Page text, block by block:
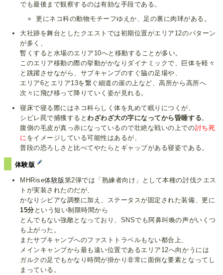
でも最後まで観察するのは有効な手段である。
更にネコ科の動物モチーフゆえか、足の裏に肉球がある。
大社跡を舞台としたクエストでは初期位置がエリア12のパターン
が多く、
暫くすると水場のエリア10へと移動することが多い。
このエリア移動の際の挙動がかなりダイナミックで、巨体を軽々
と跳躍させながら、サブキャンプのすぐ脇の足場や、
エリア6とエリア13を繋ぐ細道の崖の上など、高所から高所へ
次々に飛び移って降りていく姿が見れる。
寝床で寝る際にはネコ科らしく体を丸めて眠りにつくが、
シビレ罠で捕獲すると わざわざ大の字になってから昏睡する 。
腹側の毛皮が真っ赤になっているので壮絶な戦いの上での討ち死
に をイメージしている可能性はあるが、
普段の恐ろしさと比べてやたらとギャップがある寝姿である。
体験版
MHRise体験版第2弾では「熟練者向け」として本種の討伐クエス
トが実装されたのだが、
かなりシビアな調整に加え、ステータスが固定された装備、更に
15分 という短い制限時間から
とんでもない強敵となっており、SNSでも阿鼻叫喚の声がいくつ
も上がった。
またサブキャンプへのファストトラベルもない都合上、
メインキャンプから最も遠い位置であるエリア12へ向かうには
ガルクの足でもかなり時間が掛かり非常に面倒な要素となってし
まっている。